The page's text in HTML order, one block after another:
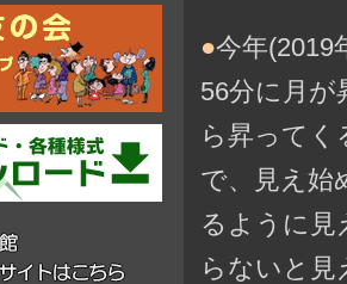
●今年(2019
56分に月が
ら昇って
で、見え始
るように見
らないと